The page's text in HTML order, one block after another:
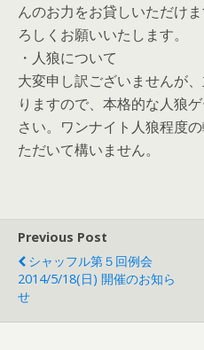
んのお力をお貸しいただけ
ろしくお願いいたします。
・人狼について
大変申し訳ございませんが
りますので、本格的な人狼
さい。ワンナイト人狼程度
ただいて構いません。
Previous Post
シャッフル第５回例会
2014/5/18(日) 開催のお知ら
せ